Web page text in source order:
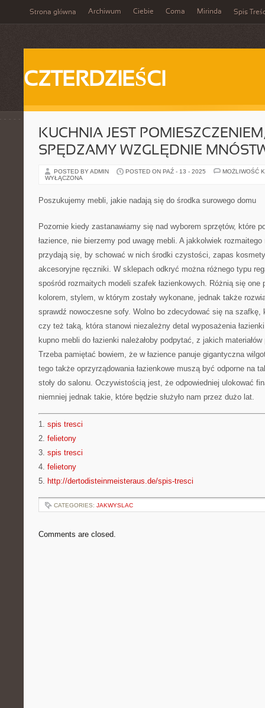
Strona główna Archiwum Ciebie Coma Mirinda Spis
CZTERDZIEŚCI
KUCHNIA JEST
SPĘDZAMY WZGLĘDNIE
POSTED BY ADMIN POSTED ON PAŹ - 13 - 2025
MOŻLIWOŚĆ
WYŁĄCZONA
Poszukujemy mebli, jakie nadają się do środka surowego domu
Pozornie kiedy zastanawiamy się nad wyborem sprzętów, które
łazience, nie bierzemy pod uwagę mebli. A jakkolwiek
przydają się, by schować w nich środki czystości, zapas
akcesoryjne ręczniki. W sklepach odkryć można różnego typu
spośród rozmaitych modeli szafek łazienkowych. Różnią się one
kolorem, stylem, w którym zostały wykonane, jednak także
sprawdź nowoczesne sofy. Wolno bo zdecydować się na szafkę,
czy też taką, która stanowi niezależny detal wyposażenia
kupno mebli do łazienki należałoby podpytać, z jakich
Trzeba pamiętać bowiem, że w łazience panuje gigantyczna
tego także oprzyrządowania łazienkowe muszą być odporne na
stoły do salonu. Oczywistością jest, że odpowiedniej ulokować
niemniej jednak takie, które będzie służyło nam przez dużo lat.
1. spis tresci
2. felietony
3. spis tresci
4. felietony
5. http://dertodisteinmeisteraus.de/spis-tresci
CATEGORIES: JAKWYSLAC
Comments are closed.